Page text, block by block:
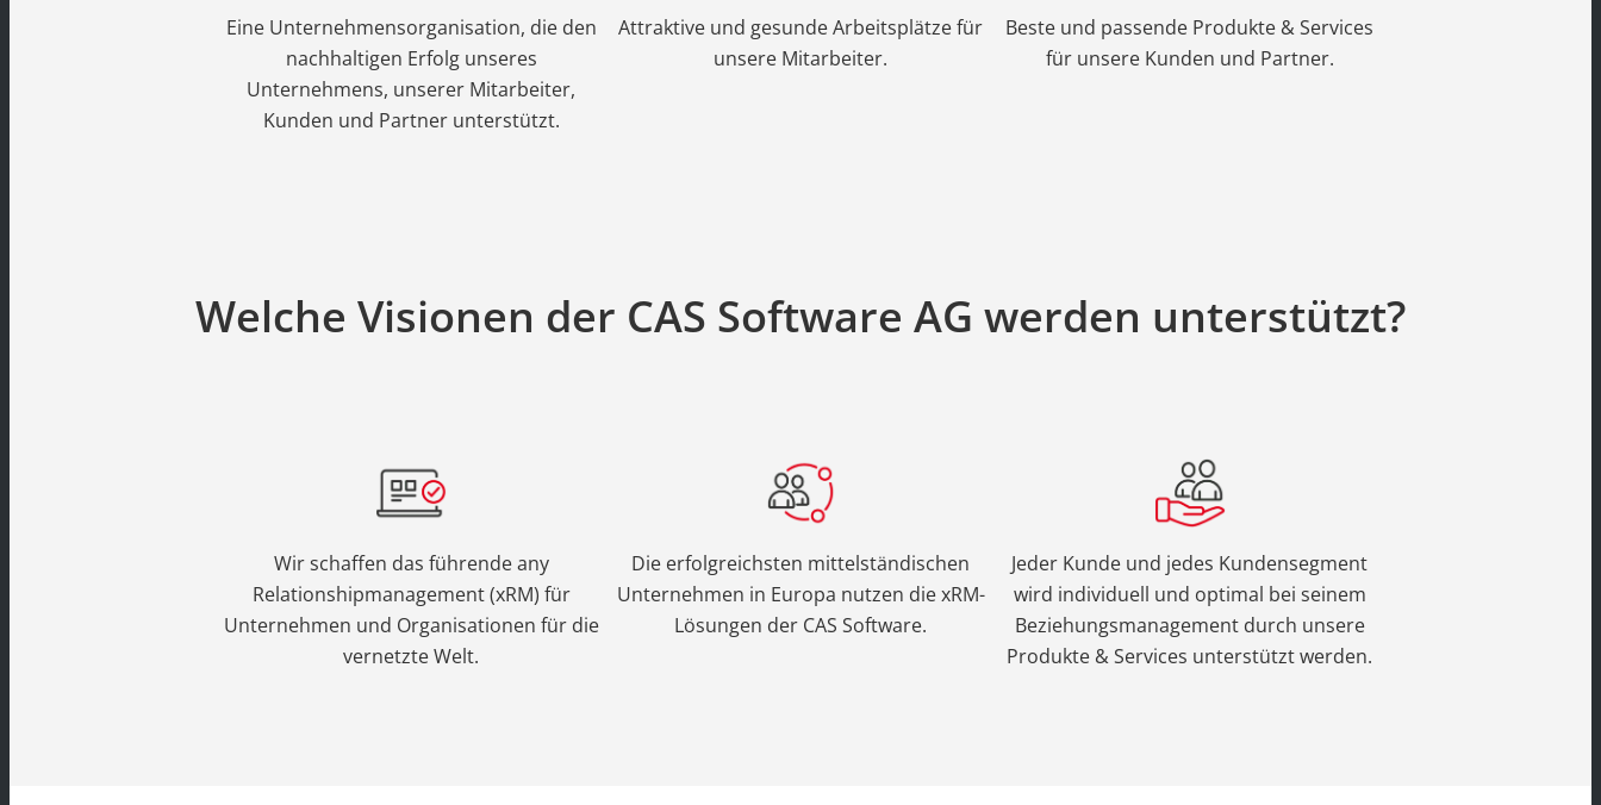
Eine Unternehmensorganisation, die den
nachhaltigen Erfolg unseres
Unternehmens, unserer Mitarbeiter,
Kunden und Partner unterstützt.
Attraktive und gesunde Arbeitsplätze für
unsere Mitarbeiter.
Beste und passende Produkte & Services
für unsere Kunden und Partner.
Welche Visionen der CAS Software AG werden unterstützt?
Wir schaffen das führende any
Relationshipmanagement (xRM) für
Unternehmen und Organisationen für die
vernetzte Welt.
Die erfolgreichsten mittelständischen
Unternehmen in Europa nutzen die xRM-
Lösungen der CAS Software.
Jeder Kunde und jedes Kundensegment
wird individuell und optimal bei seinem
Beziehungsmanagement durch unsere
Produkte & Services unterstützt werden.